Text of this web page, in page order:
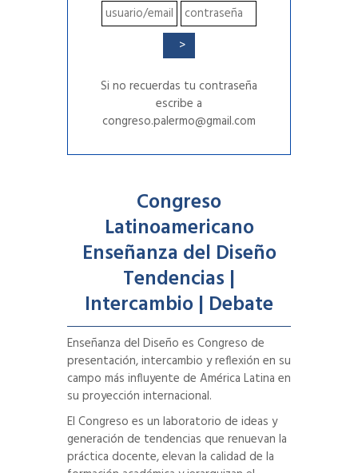
Si no recuerdas tu contraseña
escribe a
congreso.palermo@gmail.com
Congreso
Latinoamericano
Enseñanza del Diseño
Tendencias |
Intercambio | Debate
Enseñanza del Diseño es Congreso de
presentación, intercambio y reflexión en su
campo más influyente de América Latina en
su proyección internacional.
El Congreso es un laboratorio de ideas y
generación de tendencias que renuevan la
práctica docente, elevan la calidad de la